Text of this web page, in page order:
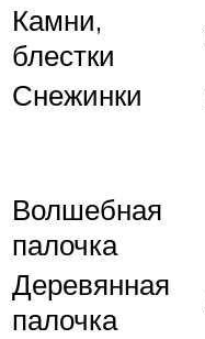
Камни,
блестки
Снежинки
Волшебная
палочка
Деревянная
палочка